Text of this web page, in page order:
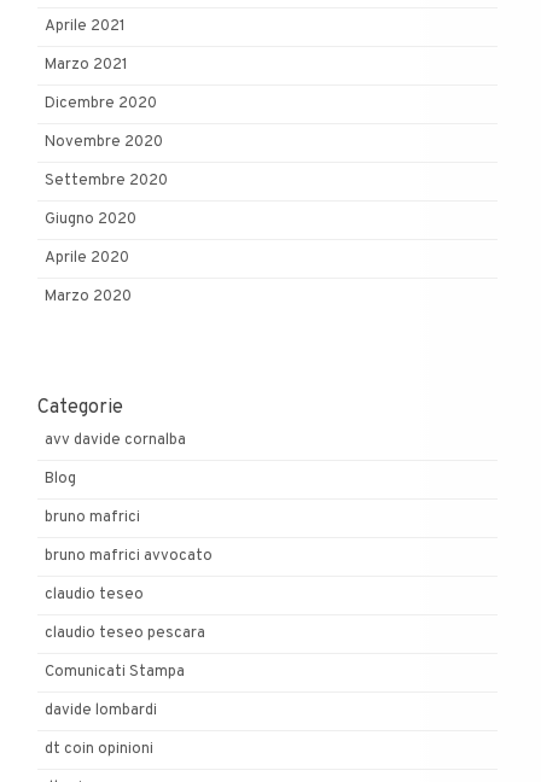
Aprile 2021
Marzo 2021
Dicembre 2020
Novembre 2020
Settembre 2020
Giugno 2020
Aprile 2020
Marzo 2020
Categorie
avv davide cornalba
Blog
bruno mafrici
bruno mafrici avvocato
claudio teseo
claudio teseo pescara
Comunicati Stampa
davide lombardi
dt coin opinioni